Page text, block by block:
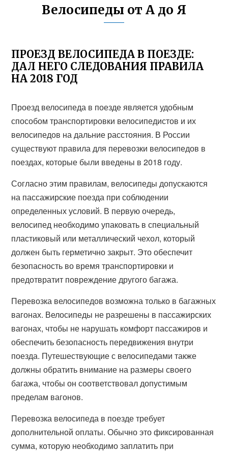
Велосипеды от А до Я
ПРОЕЗД ВЕЛОСИПЕДА В ПОЕЗДЕ:
ДАЛ НЕГО СЛЕДОВАНИЯ ПРАВИЛА
НА 2018 ГОД
Проезд велосипеда в поезде является удобным
способом транспортировки велосипедистов и их
велосипедов на дальние расстояния. В России
существуют правила для перевозки велосипедов в
поездах, которые были введены в 2018 году.
Согласно этим правилам, велосипеды допускаются
на пассажирские поезда при соблюдении
определенных условий. В первую очередь,
велосипед необходимо упаковать в специальный
пластиковый или металлический чехол, который
должен быть герметично закрыт. Это обеспечит
безопасность во время транспортировки и
предотвратит повреждение другого багажа.
Перевозка велосипедов возможна только в багажных
вагонах. Велосипеды не разрешены в пассажирских
вагонах, чтобы не нарушать комфорт пассажиров и
обеспечить безопасность передвижения внутри
поезда. Путешествующие с велосипедами также
должны обратить внимание на размеры своего
багажа, чтобы он соответствовал допустимым
пределам вагонов.
Перевозка велосипеда в поезде требует
дополнительной оплаты. Обычно это фиксированная
сумма, которую необходимо заплатить при